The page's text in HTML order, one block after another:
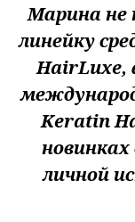
Марина не
линейку
HairLuxe,
Keratin
личной